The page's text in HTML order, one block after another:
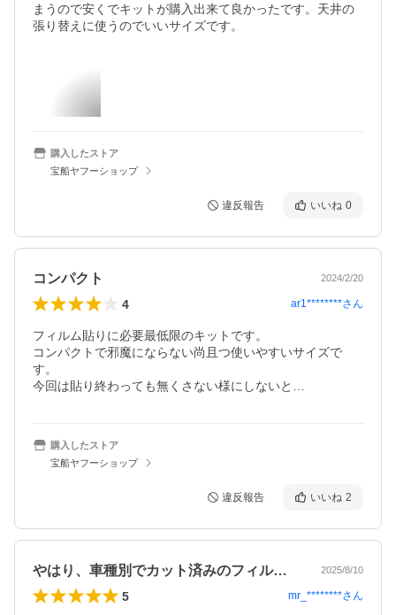
まうので安くでキットが購入出来て良かったです。天井の
張り替えに使うのでいいサイズです。
購入したストア
宝船ヤフーショップ
違反報告 いいね 0
コンパクト 2024/2/20
4 ar1********さん
フィルム貼りに必要最低限のキットです。
コンパクトで邪魔にならない尚且つ使いやすいサイズで
す。
今回は貼り終わっても無くさない様にしないと…
購入したストア
宝船ヤフーショップ
違反報告 いいね 2
やはり、車種別でカット済みのフィルムが… 2025/8/10
5 mr_********さん